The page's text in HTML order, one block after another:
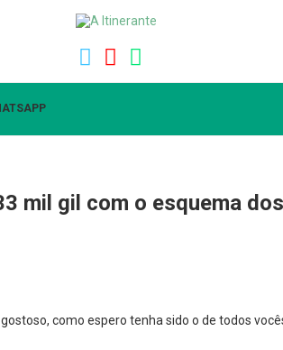
mil gil com o esquema dos
como espero tenha sido o de todos